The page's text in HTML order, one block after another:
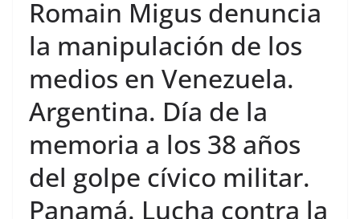
Romain Migus denuncia
la manipulación de los
medios en Venezuela.
Argentina. Día de la
memoria a los 38 años
del golpe cívico militar.
Panamá. Lucha contra la